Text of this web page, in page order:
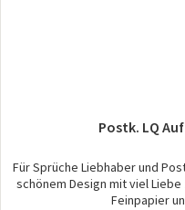
Postk. LQ
Für Sprüche Liebhaber und
schönem Design mit viel
Feinpapier